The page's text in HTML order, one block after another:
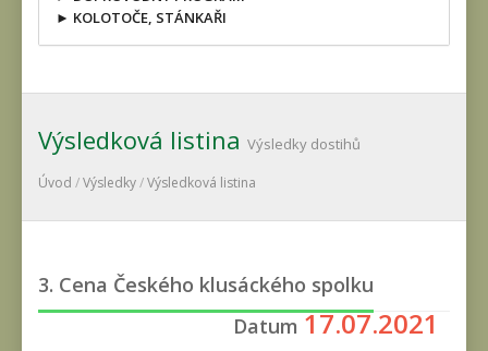
► KOLOTOČE, STÁNKAŘI
Výsledková listina Výsledky dostihů
Úvod /Výsledky/Výsledková listina
3. Cena Českého klusáckého spolku
Datum 17.07.2021